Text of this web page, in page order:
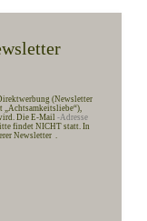
(Newsletter
„Achtsamkeitsliebe“),
Die E-Mail -Adresse
findet NICHT statt. In
Newsletter .